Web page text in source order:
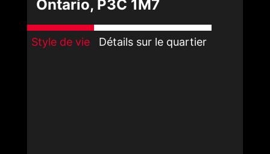
Ontario, P3C 1M7
Style de vie Détails sur le quartier